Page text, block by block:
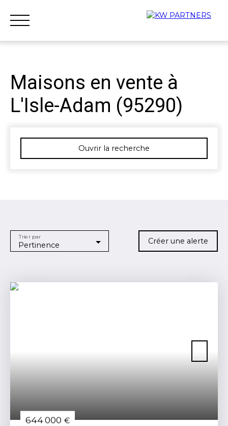
Accueil Acheter Louer Vendre Qui sommes-nous ?
Nous rejoindre
Maisons en vente à
L'Isle-Adam (95290)
Ouvrir la recherche
L'Isle-Adam (95290)
Localisation
Pertinence
Trier par Créer une alerte
644 000 €